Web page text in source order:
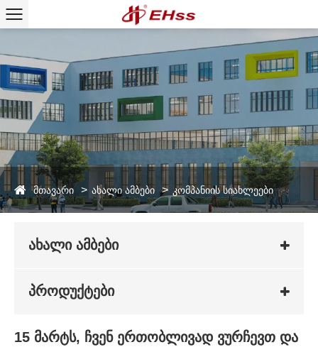
მთავარი ახალი ამბები კომპანიის სიახლეები
ახალი ამბები
პროდუქტები
15 მარტს, ჩვენ ერთობლივად ვურჩევთ და